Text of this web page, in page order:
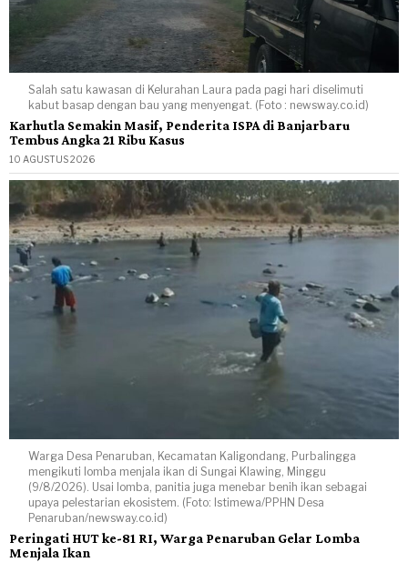
Salah satu kawasan di Kelurahan Laura pada pagi hari diselimuti
kabut basap dengan bau yang menyengat. (Foto : newsway.co.id)
Karhutla Semakin Masif, Penderita ISPA di Banjarbaru
Tembus Angka 21 Ribu Kasus
10 AGUSTUS 2026
Warga Desa Penaruban, Kecamatan Kaligondang, Purbalingga
mengikuti lomba menjala ikan di Sungai Klawing, Minggu
(9/8/2026). Usai lomba, panitia juga menebar benih ikan sebagai
upaya pelestarian ekosistem. (Foto: Istimewa/PPHN Desa
Penaruban/newsway.co.id)
Peringati HUT ke-81 RI, Warga Penaruban Gelar Lomba
Menjala Ikan